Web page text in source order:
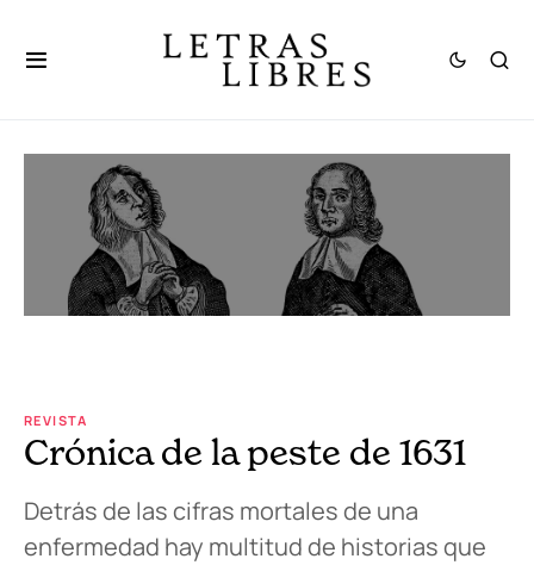
REVISTA
Crónica de la peste de 1631
Detrás de las cifras mortales de una
enfermedad hay multitud de historias que